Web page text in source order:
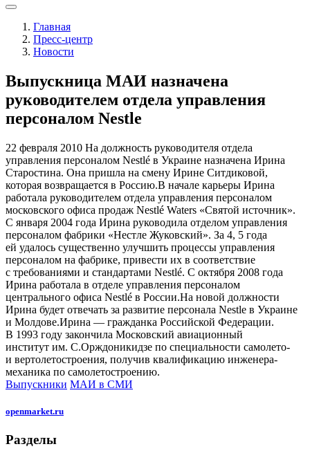
Главная
Пресс-центр
Новости
Выпускница МАИ назначена
руководителем отдела управления
персоналом Nestle
22 февраля 2010 На должность руководителя отдела
управления персоналом Nestlé в Украине назначена Ирина
Старостина. Она пришла на смену Ирине Ситдиковой,
которая возвращается в Россию.В начале карьеры Ирина
работала руководителем отдела управления персоналом
московского офиса продаж Nestlé Waters «Святой источник».
С января 2004 года Ирина руководила отделом управления
персоналом фабрики «Нестле Жуковский». За 4, 5 года
ей удалось существенно улучшить процессы управления
персоналом на фабрике, привести их в соответствие
с требованиями и стандартами Nestlé. С октября 2008 года
Ирина работала в отделе управления персоналом
центрального офиса Nestlé в России.На новой должности
Ирина будет отвечать за развитие персонала Nestle в Украине
и Молдове.Ирина — гражданка Российской Федерации.
В 1993 году закончила Московский авиационный
институт им. С.Орждоникидзе по специальности самолето-
и вертолетостроения, получив квалификацию инженера-
механика по самолетостроению.
Выпускники МАИ в СМИ
openmarket.ru
Разделы